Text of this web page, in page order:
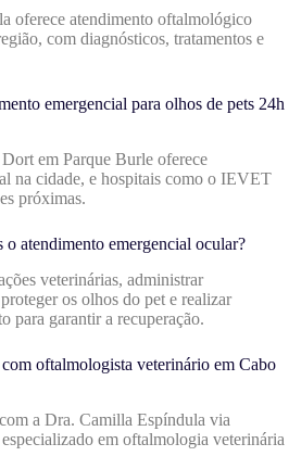
oferece atendimento oftalmológico
com diagnósticos, tratamentos e
emergencial para olhos de pets 24h
em Parque Burle oferece
na cidade, e hospitais como o IEVET
próximas.
o atendimento emergencial ocular?
veterinárias, administrar
os olhos do pet e realizar
para garantir a recuperação.
oftalmologista veterinário em Cabo
a Dra. Camilla Espíndula via
em oftalmologia veterinária